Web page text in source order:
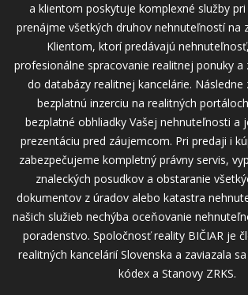
a klientom poskytuje komplexné služby
prenájme všetkých druhov nehnuteľností na
Klientom, ktorí predávajú
profesionálne spracovanie realitnej ponuky a
do databázy realitnej kancelárie. Následne
bezplatnú inzerciu na realitných
bezplatné obhliadky Vašej nehnuteľnosti a
prezentáciu pred záujemcom. Pri predaji i
zabezpečujeme kompletný právny servis,
znaleckých posudkov a obstaranie
dokumentov z úradov alebo katastra
našich služieb nechýba oceňovanie
poradenstvo. Spoločnosť reality BIČIAR je
realitných kancelárií Slovenska a zaviazala
kódex a Stanovy ZRKS.